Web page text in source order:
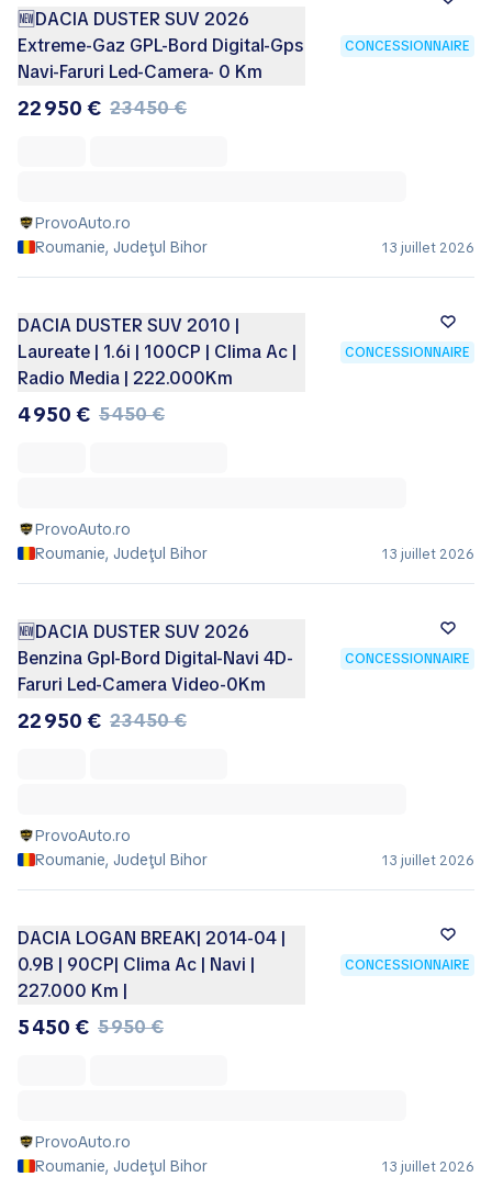
🆕DACIA DUSTER SUV 2026
Extreme-Gaz GPL-Bord Digital-Gps
Navi-Faruri Led-Camera- 0 Km
CONCESSIONNAIRE
22 950 € 23 450 €
ProvoAuto.ro
Roumanie, Judeţul Bihor
13 juillet 2026
DACIA DUSTER SUV 2010 |
Laureate | 1.6i | 100CP | Clima Ac |
Radio Media | 222.000Km
CONCESSIONNAIRE
4 950 € 5 450 €
ProvoAuto.ro
Roumanie, Judeţul Bihor
13 juillet 2026
🆕DACIA DUSTER SUV 2026
Benzina Gpl-Bord Digital-Navi 4D-
Faruri Led-Camera Video-0Km
CONCESSIONNAIRE
22 950 € 23 450 €
ProvoAuto.ro
Roumanie, Judeţul Bihor
13 juillet 2026
DACIA LOGAN BREAK| 2014-04 |
0.9B | 90CP| Clima Ac | Navi |
227.000 Km |
CONCESSIONNAIRE
5 450 € 5 950 €
ProvoAuto.ro
Roumanie, Judeţul Bihor
13 juillet 2026